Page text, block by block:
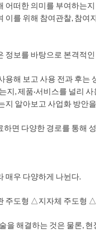
어떠한 의미를 부여하는
이를 위해 참여관찰, 참여
정보를 바탕으로 본격적
용해 보고 사용 전과 후는
지, 제품·서비스를 널리
지 알아보고 사업화 방안
하면 다양한 경로를 통해
매우 다양하게 나뉜다.
주도형 △지자체 주도형
을 해결하는 것은 물론,